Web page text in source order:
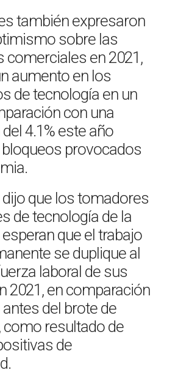
también expresaron
sobre las
comerciales en 2021,
aumento en los
de tecnología en un
con una
4.1% este año
provocados
que los tomadores
de tecnología de la
que el trabajo
se duplique al
laboral de sus
2021, en comparación
antes del brote de
como resultado de
de